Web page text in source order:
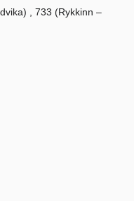
, 733 (Rykkinn –